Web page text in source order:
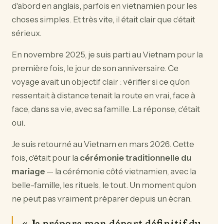
d'abord en anglais, parfois en vietnamien pour les
choses simples. Et très vite, il était clair que c'était
sérieux.
En novembre 2025, je suis parti au Vietnam pour la
première fois, le jour de son anniversaire. Ce
voyage avait un objectif clair : vérifier si ce qu'on
ressentait à distance tenait la route en vrai, face à
face, dans sa vie, avec sa famille. La réponse, c'était
oui.
Je suis retourné au Vietnam en mars 2026. Cette
fois, c'était pour la cérémonie traditionnelle du
mariage — la cérémonie côté vietnamien, avec la
belle-famille, les rituels, le tout. Un moment qu'on
ne peut pas vraiment préparer depuis un écran.